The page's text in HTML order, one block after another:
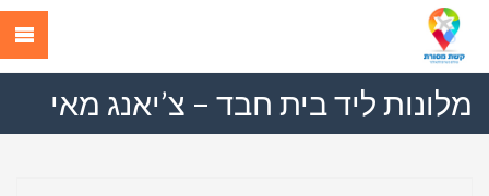
מלונות ליד בית חבד – צ’יאנג מאי